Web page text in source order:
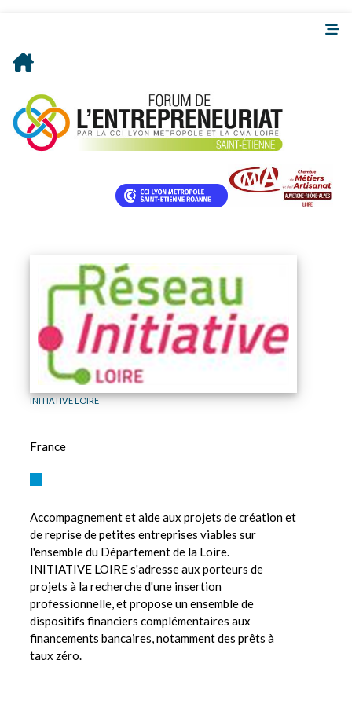
INITIATIVE LOIRE
France
Accompagnement et aide aux projets de création et
de reprise de petites entreprises viables sur
l'ensemble du Département de la Loire.
INITIATIVE LOIRE s'adresse aux porteurs de
projets à la recherche d'une insertion
professionnelle, et propose un ensemble de
dispositifs financiers complémentaires aux
financements bancaires, notamment des prêts à
taux zéro.